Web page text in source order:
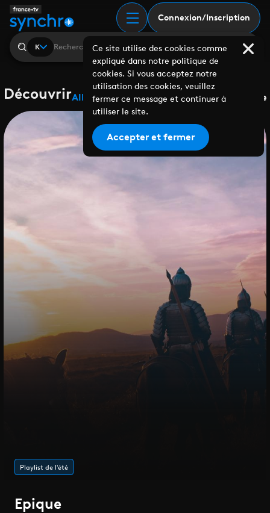
Connexion/Inscription
K
DécouvrirAlbumsPlaylistsCollaborationsLabels Genre
Playlist de l'été
Epique
Ce site utilise des cookies comme
expliqué dans notre politique de
cookies. Si vous acceptez notre
utilisation des cookies, veuillez
fermer ce message et continuer à
utiliser le site.
Accepter et fermer